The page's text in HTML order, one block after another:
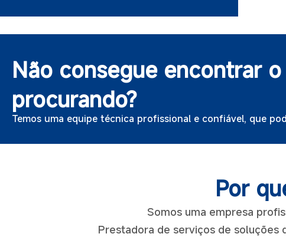
Não consegue encontrar
procurando?
Temos uma equipe técnica profissional e confiável, que
Por
Somos uma empresa
Prestadora de serviços de soluções